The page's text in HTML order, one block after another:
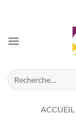
Recherche
pour :
ACCUEIL